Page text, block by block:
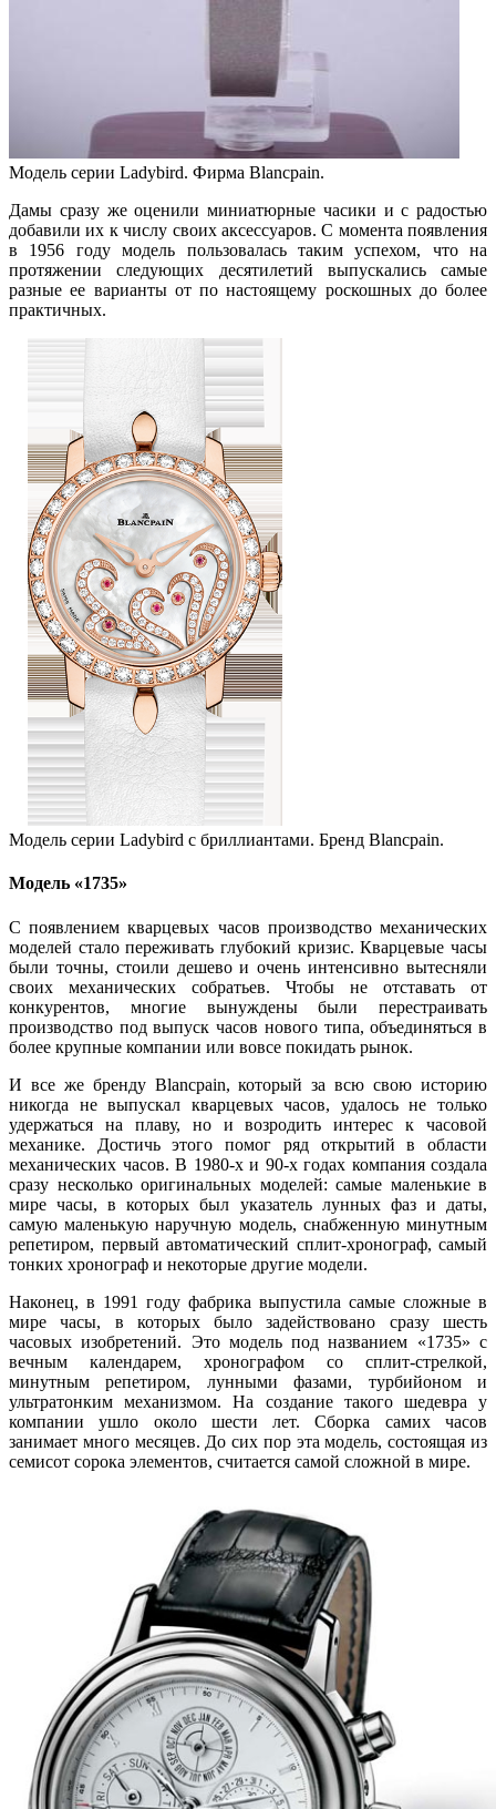
Модель серии Ladybird. Фирма Blancpain.
Дамы сразу же оценили миниатюрные часики и с радостью
добавили их к числу своих аксессуаров. С момента появления
в 1956 году модель пользовалась таким успехом, что на
протяжении следующих десятилетий выпускались самые
разные ее варианты от по настоящему роскошных до более
практичных.
Модель серии Ladybird с бриллиантами. Бренд Blancpain.
Модель «1735»
С появлением кварцевых часов производство механических
моделей стало переживать глубокий кризис. Кварцевые часы
были точны, стоили дешево и очень интенсивно вытесняли
своих механических собратьев. Чтобы не отставать от
конкурентов, многие вынуждены были перестраивать
производство под выпуск часов нового типа, объединяться в
более крупные компании или вовсе покидать рынок.
И все же бренду Blancpain, который за всю свою историю
никогда не выпускал кварцевых часов, удалось не только
удержаться на плаву, но и возродить интерес к часовой
механике. Достичь этого помог ряд открытий в области
механических часов. В 1980-х и 90-х годах компания создала
сразу несколько оригинальных моделей: самые маленькие в
мире часы, в которых был указатель лунных фаз и даты,
самую маленькую наручную модель, снабженную минутным
репетиром, первый автоматический сплит-хронограф, самый
тонких хронограф и некоторые другие модели.
Наконец, в 1991 году фабрика выпустила самые сложные в
мире часы, в которых было задействовано сразу шесть
часовых изобретений. Это модель под названием «1735» с
вечным календарем, хронографом со сплит-стрелкой,
минутным репетиром, лунными фазами, турбийоном и
ультратонким механизмом. На создание такого шедевра у
компании ушло около шести лет. Сборка самих часов
занимает много месяцев. До сих пор эта модель, состоящая из
семисот сорока элементов, считается самой сложной в мире.